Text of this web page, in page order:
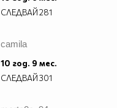
СЛЕДВАЙ281
camila
10 год. 9 мес.
СЛЕДВАЙ301